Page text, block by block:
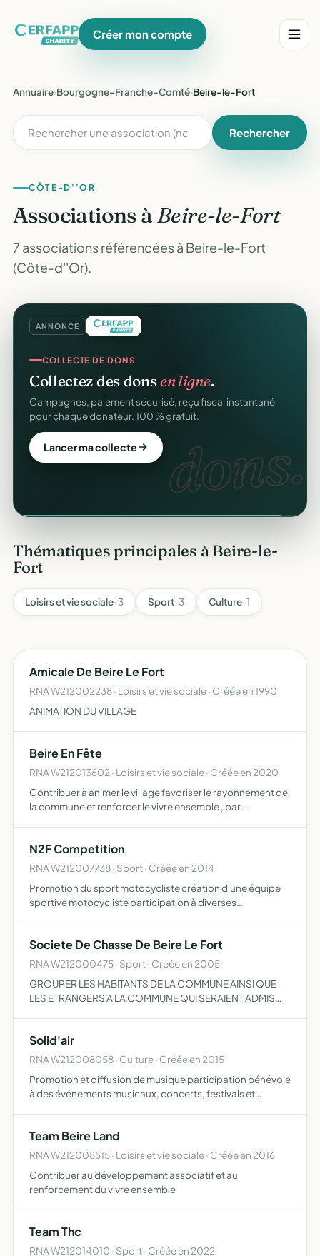
Créer mon compte
Annuaire›Bourgogne-Franche-Comté›Beire-le-Fort
Rechercher
CÔTE-D''OR
Associations àBeire-le-Fort
7 associations référencées à Beire-le-Fort
(Côte-d''Or).
ANNONCE
CERFA
dons.
COLLECTE DE DONS
Collectez des donsen ligne.
Campagnes, paiement sécurisé, reçu fiscal instantané
pour chaque donateur. 100 % gratuit.
Lancer ma collecte
Thématiques principales à Beire-le-
Fort
Loisirs et vie sociale· 3 Sport· 3 Culture· 1
Amicale De Beire Le Fort
RNA W212002238 · Loisirs et vie sociale · Créée en 1990
ANIMATION DU VILLAGE
Beire En Fête
RNA W212013602 · Loisirs et vie sociale · Créée en 2020
Contribuer à animer le village favoriser le rayonnement de
la commune et renforcer le vivre ensemble , par
kerme…
N2F Competition
RNA W212007738 · Sport · Créée en 2014
Promotion du sport motocycliste création d'une équipe
sportive motocycliste participation à diverses
Societe De Chasse De Beire Le Fort
RNA W212000475 · Sport · Créée en 2005
GROUPER LES HABITANTS DE LA COMMUNE AINSI QUE
LES ETRANGERS A LA COMMUNE QUI SERAIENT ADMIS
LE FORT, EN VUE DU DEVELOPPEMENT DU …
Solid'air
RNA W212008058 · Culture · Créée en 2015
Promotion et diffusion de musique participation bénévole
à des événements musicaux, concerts, festivals et
Team Beire Land
RNA W212008515 · Loisirs et vie sociale · Créée en 2016
Contribuer au développement associatif et au
renforcement du vivre ensemble
Team Thc
RNA W212014010 · Sport · Créée en 2022